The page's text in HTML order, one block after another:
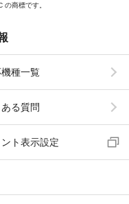
商標です。
種一覧
る質問
ト表示設定